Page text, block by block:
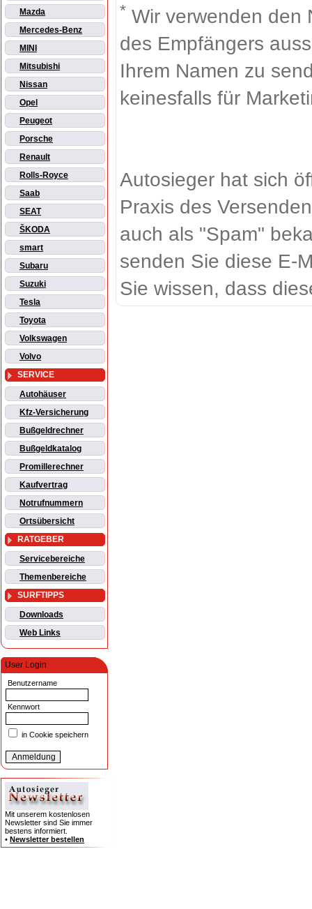
Mazda
Mercedes-Benz
MINI
Mitsubishi
Nissan
Opel
Peugeot
Porsche
Renault
Rolls-Royce
Saab
SEAT
ŠKODA
smart
Subaru
Suzuki
Tesla
Toyota
Volkswagen
Volvo
SERVICE
Autohäuser
Kfz-Versicherung
Bußgeldrechner
Bußgeldkatalog
Promillerechner
Kaufvertrag
Notrufnummern
Ortsübersicht
RATGEBER
Servicebereiche
Themenbereiche
SURFTIPPS
Downloads
Web Links
User Login
Benutzername
Kennwort
in Cookie speichern
Mit unserem kostenlosen
Newsletter sind Sie immer
bestens informiert.
• Newsletter bestellen
* Wir verwenden den
des Empfängers
Ihrem Namen zu
keinesfalls für
Autosieger hat sich
Praxis des
auch als "Spam"
senden Sie diese E-
Sie wissen, dass